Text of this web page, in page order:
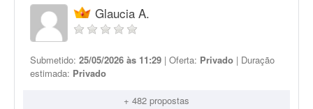
Glaucia A.
Submetido: 25/05/2026 às 11:29 | Oferta: Privado | Duração
estimada: Privado
+ 482 propostas